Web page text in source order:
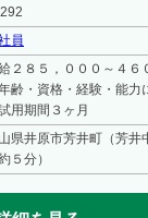
員
２８５，０００～４６
年齢・資格・経験・能力
用期間３ヶ月
県井原市芳井町（芳井
５分）